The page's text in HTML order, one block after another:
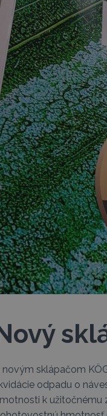
novým sklápačom
odpadu o
k užitočnému